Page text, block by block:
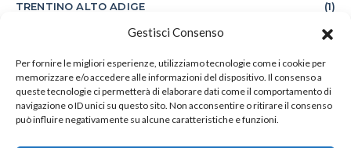
Gestisci Consenso
Per fornire le migliori esperienze, utilizziamo tecnologie come i cookie per
memorizzare e/o accedere alle informazioni del dispositivo. Il consenso a
queste tecnologie ci permetterà di elaborare dati come il comportamento di
navigazione o ID unici su questo sito. Non acconsentire o ritirare il consenso
può influire negativamente su alcune caratteristiche e funzioni.
TRENTINO ALTO ADIGE (1)